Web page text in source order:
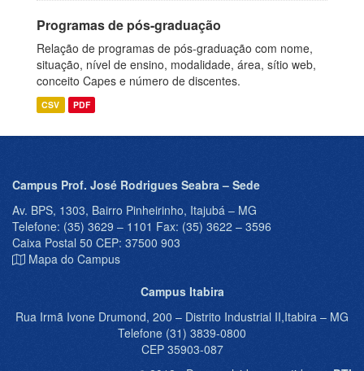
Programas de pós-graduação
Relação de programas de pós-graduação com nome,
situação, nível de ensino, modalidade, área, sítio web,
conceito Capes e número de discentes.
CSV PDF
Campus Prof. José Rodrigues Seabra – Sede
Av. BPS, 1303, Bairro Pinheirinho, Itajubá – MG
Telefone: (35) 3629 – 1101 Fax: (35) 3622 – 3596
Caixa Postal 50 CEP: 37500 903
Mapa do Campus
Campus Itabira
Rua Irmã Ivone Drumond, 200 – Distrito Industrial II,Itabira – MG
Telefone (31) 3839-0800
CEP 35903-087